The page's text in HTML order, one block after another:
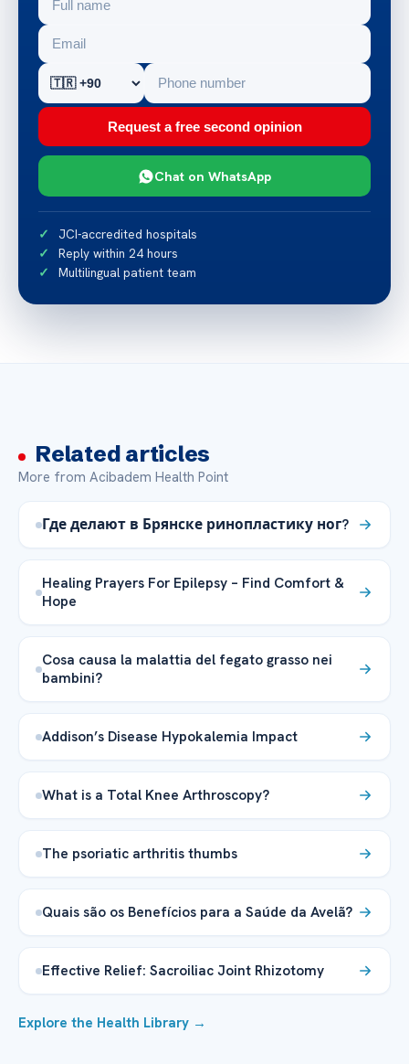
Request a free second opinion
Chat on WhatsApp
JCI-accredited hospitals
Reply within 24 hours
Multilingual patient team
Related articles
More from Acibadem Health Point
Где делают в Брянске ринопластику ног?
Healing Prayers For Epilepsy – Find Comfort &
Hope
Cosa causa la malattia del fegato grasso nei
bambini?
Addison’s Disease Hypokalemia Impact
What is a Total Knee Arthroscopy?
The psoriatic arthritis thumbs
Quais são os Benefícios para a Saúde da Avelã?
Effective Relief: Sacroiliac Joint Rhizotomy
Explore the Health Library →